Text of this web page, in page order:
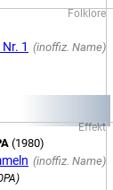
Folklore
1
Effekt
(1980)